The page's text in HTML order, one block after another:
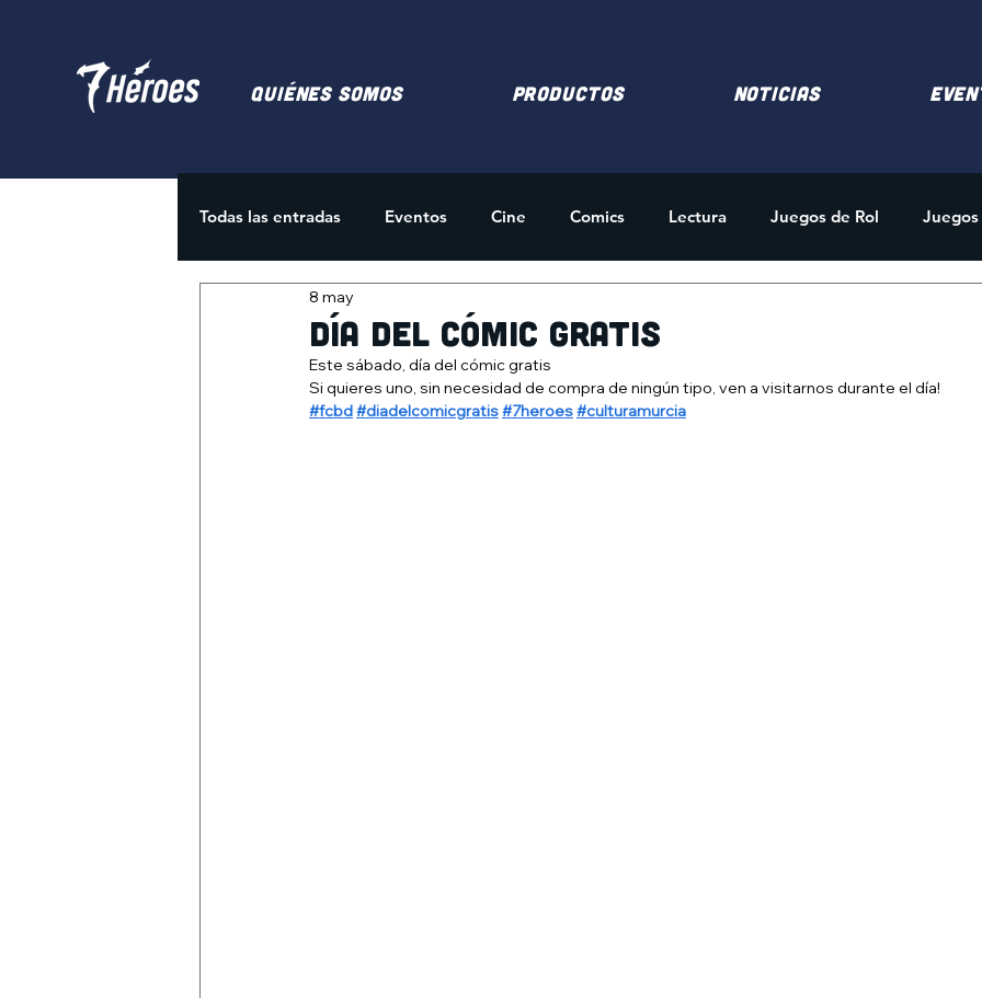
Quiénes somos PRODUCTOS NOTICIAS
Todas las entradas Eventos Cine Comics Lectura Juegos de Rol
Juegos de Cartas
día del cómic gratis
8 may
Este sábado, día del cómic gratis
Si quieres uno, sin necesidad de compra de ningún tipo, ven a visitarnos durante el día!
#fcbd#diadelcomicgratis#7heroes#culturamurcia